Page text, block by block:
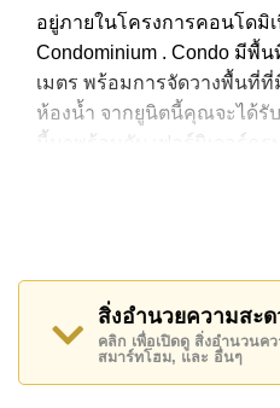
อยู่ภายในโครงการคอนโดมิ
Condominium . Condo มีพื้
เมตร พร้อมการจัดวางพื้นที่
ห้องน้ำ จากยูนิตนี้คุณจะได้รั
นี้มาพร้อมกับ เฟอร์นิเจอร์คร
สะดวก ได้แก่ เครื่องปรับอาก
อสังหาริมทรัพย์นี้สามารถใช้
ส่วนกลาง ได้แก่ ฟิสเนส, ร้า
ที่, รปภ.24ชม.
สถานที่สำคัญใกล้ View
เดินทางไปชายหาดได้ง่าย, ไ
สิ่งอำนวยความสะด
คลิก เพื่อเปิดดู สิ่งอำนวนค
สมาร์ทโฮม, และ อื่นๆ